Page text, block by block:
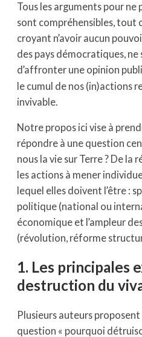
Tous les arguments pour
sont compréhensibles, tout
croyant n’avoir aucun
des pays démocratiques, ne
d’affronter une opinion
le cumul de nos (in)actions
invivable.
Notre propos ici vise à
répondre à une question
nous la vie sur Terre ? De
les actions à mener
lequel elles doivent l’être :
politique (national ou
économique et l’ampleur
(révolution, réforme
1. Les principales
destruction du
Plusieurs auteurs
question « pourquoi